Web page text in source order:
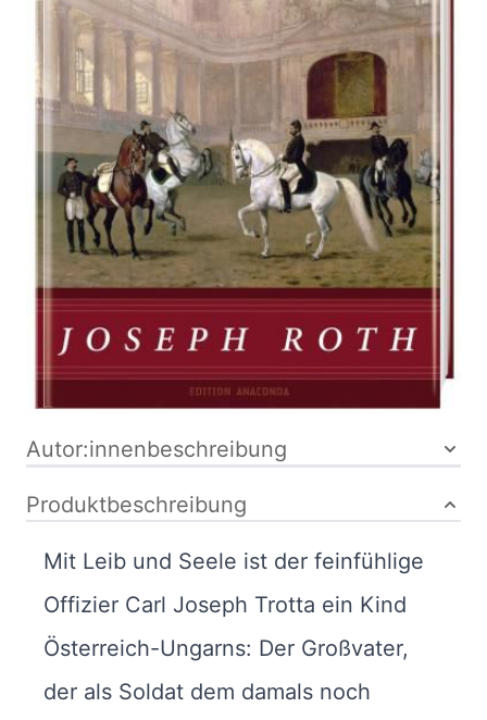
VonJoseph Roth
Verlag:
Anaconda
31.07.2012
Buch
416 Seiten
festgebunden
mit
Schutzumschlag
ISBN: 978-3-
86647-866-4
Leseprobe_Radetzkymarsch
Bibliografische Daten
Autor:innenbeschreibung
Produktbeschreibung
Mit Leib und Seele ist der feinfühlige
Offizier Carl Joseph Trotta ein Kind
Österreich-Ungarns: Der Großvater,
der als Soldat dem damals noch